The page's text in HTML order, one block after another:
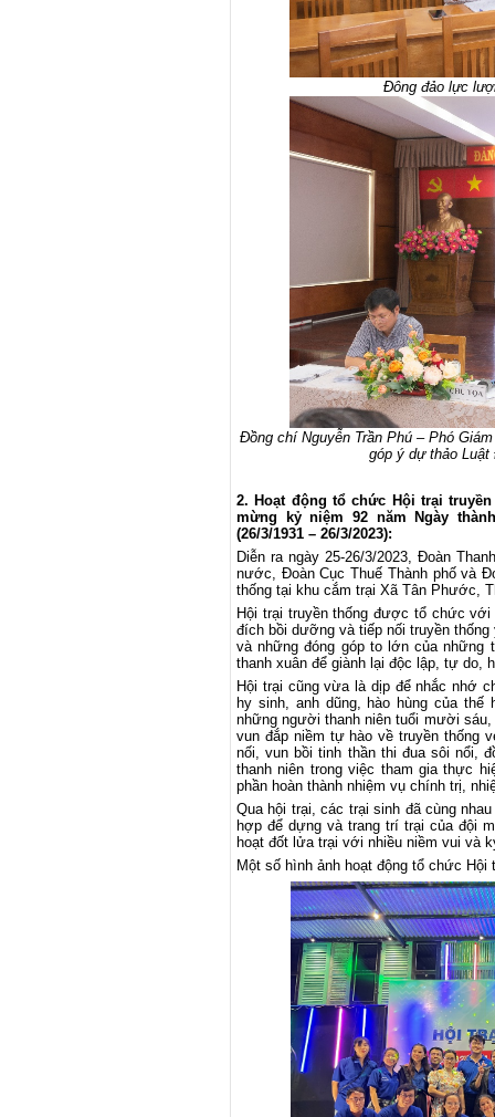
Đông đảo lực
Đồng chí Nguyễn Trần Phú – Phó
góp ý dự thảo
2. Hoạt động tổ chức Hội trại
mừng kỷ niệm 92 năm Ngày
(26/3/1931 – 26/3/2023):
Diễn ra ngày 25-26/3/2023, Đoàn
nước, Đoàn Cục Thuế Thành phố và
thống tại khu cắm trại Xã Tân Phước,
Hội trại truyền thống được tổ chức
đích bồi dưỡng và tiếp nối truyền
và những đóng góp to lớn của những
thanh xuân để giành lại độc lập, tự do,
Hội trại cũng vừa là dịp để nhắc nhớ
hy sinh, anh dũng, hào hùng của
những người thanh niên tuổi mười
vun đắp niềm tự hào về truyền thống
nối, vun bồi tinh thần thi đua sôi nổi,
thanh niên trong việc tham gia thực
phần hoàn thành nhiệm vụ chính trị,
Qua hội trại, các trại sinh đã cùng
hợp để dựng và trang trí trại của đội
hoạt đốt lửa trại với nhiều niềm vui và
Một số hình ảnh hoạt động tổ chức Hội